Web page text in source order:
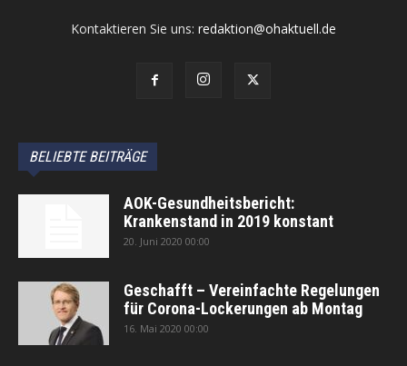
Kontaktieren Sie uns: redaktion@ohaktuell.de
BELIEBTE BEITRÄGE
AOK-Gesundheitsbericht:
Krankenstand in 2019 konstant
20. Juni 2020 00:00
Geschafft – Vereinfachte Regelungen
für Corona-Lockerungen ab Montag
16. Mai 2020 00:00